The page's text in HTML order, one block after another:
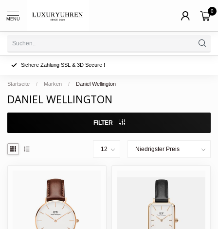
MENU
0
Sichere Zahlung SSL & 3D Secure !
Startseite / Marken / Daniel Wellington
DANIEL WELLINGTON
FILTER